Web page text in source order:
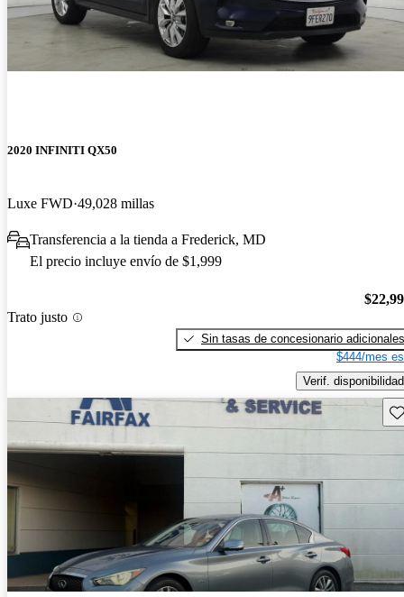
2020 INFINITI QX50
Luxe FWD 49,028 millas
Transferencia a la tienda a Frederick, MD
El precio incluye envío de $1,999
Trato justo
Sin tasas de concesionario adicionales
$444/mes
Verif. disponibilidad